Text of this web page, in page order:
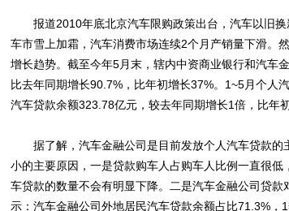
报道2010年底北京汽车限购政策出台，汽车以旧换
车市雪上加霜，汽车消费市场连续2个月产销量下滑。
增长趋势。截至今年5月末，辖内中资商业银行和汽车
比去年同期增长90.7%，比年初增长37%。1~5月个人
汽车贷款余额323.78亿元，较去年同期增长1倍，比年
据了解，汽车金融公司是目前发放个人汽车贷款的
小的主要原因，一是贷款购车人占购车人比例一直很
车贷款的数量不会有明显下降。二是汽车金融公司贷
示：汽车金融公司外地居民汽车贷款余额占比71.3%